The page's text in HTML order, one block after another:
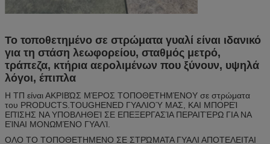
Το τοποθετημένο σε στρώματα γυαλί είναι ιδανικό
για τη στάση λεωφορείου, σταθμός μετρό,
τράπεζα, κτήρια αερολιμένων που ξύνουν, υψηλά
λόγοι, έπιπλα
Η ΤΠ είναι ΑΚΡΙΒΏΣ ΜΈΡΟΣ ΤΟΠΟΘΕΤΗΜΈΝΟΥ σε στρώματα
του PRODUCTS.TOUGHENED ΓΥΑΛΙΟΎ ΜΑΣ, ΚΑΙ ΜΠΟΡΕΊ
ΕΠΊΣΗΣ ΝΑ ΥΠΟΒΛΗΘΕΊ ΣΕ ΕΠΕΞΕΡΓΑΣΊΑ ΠΕΡΑΙΤΈΡΩ ΓΙΑ ΝΑ
ΕΊΝΑΙ ΜΟΝΩΜΈΝΟ ΓΥΑΛΊ.
ΟΛΟ ΤΟ ΤΟΠΟΘΕΤΗΜΕΝΟ ΣΕ ΣΤΡΏΜΑΤΑ ΓΥΑΛΙ ΑΠΟΤΕΛΕΙΤΑΙ